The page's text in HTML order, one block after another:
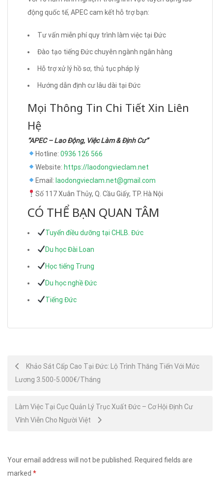
động quốc tế, APEC cam kết hỗ trợ bạn:
Tư vấn miễn phí quy trình làm việc tại Đức
Đào tạo tiếng Đức chuyên ngành ngân hàng
Hỗ trợ xử lý hồ sơ, thủ tục pháp lý
Hướng dẫn định cư lâu dài tại Đức
Mọi Thông Tin Chi Tiết Xin Liên
Hệ
“APEC – Lao Động, Việc Làm & Định Cư”
Hotline: 0936 126 566
Website: https://laodongvieclam.net
Email: laodongvieclam.net@gmail.com
Số 117 Xuân Thủy, Q. Cầu Giấy, TP. Hà Nội
CÓ THỂ BẠN QUAN TÂM
Tuyển điều dưỡng tại CHLB. Đức
Du học Đài Loan
Học tiếng Trung
Du học nghề Đức
Tiếng Đức
Post
navigation
Khảo Sát Cấp Cao Tại Đức: Lộ Trình Thăng Tiến Với Mức
Lương 3.500-5.000€/Tháng
Làm Việc Tại Cục Quản Lý Trục Xuất Đức – Cơ Hội Định Cư
Vĩnh Viễn Cho Người Việt
Your email address will not be published.
Required fields are
marked *